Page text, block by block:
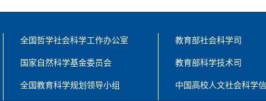
全国哲学社会科学工作办公室
国家自然科学基金委员会
全国教育科学规划领导小组
教育部社会科学司
教育部科学技术司
中国高校人文社会科学